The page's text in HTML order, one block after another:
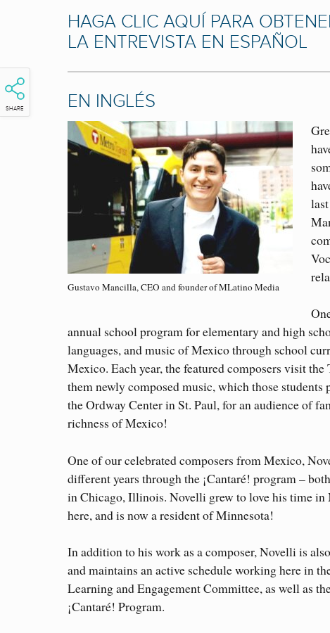
SHARE
HAGA CLIC AQUÍ PARA
LA ENTREVISTA EN ESPAÑOL
EN INGLÉS
Gustavo Mancilla, CEO and founder of MLatino Media
annual school program for elementary and high
languages, and music of Mexico through school
Mexico. Each year, the featured composers visit
them newly composed music, which those
the Ordway Center in St. Paul, for an audience of
richness of Mexico!
One of our celebrated composers from Mexico,
different years through the ¡Cantaré! program –
in Chicago, Illinois. Novelli grew to love his time
here, and is now a resident of Minnesota!
In addition to his work as a composer, Novelli is
and maintains an active schedule working here in
Learning and Engagement Committee, as well as
¡Cantaré! Program.